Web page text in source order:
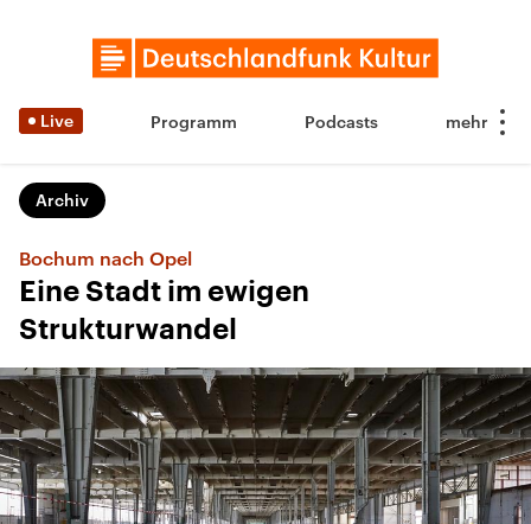
Live Programm Podcasts
Archiv
Bochum nach Opel
Eine Stadt im ewigen
Strukturwandel